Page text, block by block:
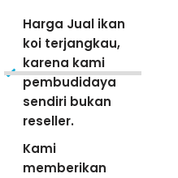
Harga Jual ikan
koi terjangkau,
karena kami
pembudidaya
sendiri bukan
reseller.
Kami
memberikan